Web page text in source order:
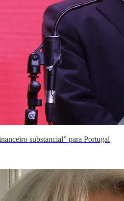
substancial” para Portugal